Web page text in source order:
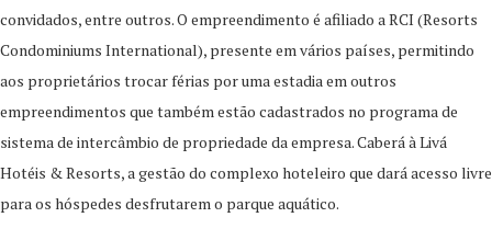
convidados, entre outros. O empreendimento é afiliado a RCI (Resorts
Condominiums International), presente em vários países, permitindo
aos proprietários trocar férias por uma estadia em outros
empreendimentos que também estão cadastrados no programa de
sistema de intercâmbio de propriedade da empresa. Caberá à Livá
Hotéis & Resorts, a gestão do complexo hoteleiro que dará acesso livre
para os hóspedes desfrutarem o parque aquático.